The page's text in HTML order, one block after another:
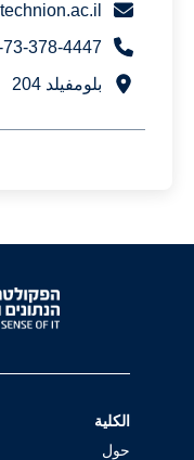
378-4447+
بلومفيلد 204
الكلية
حول